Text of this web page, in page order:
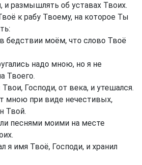
и размышлять об уставах Твоих.
к рабу Твоему, на которое Ты
бедствии моём, что слово Твоё
надо мною, но я не
Твоего.
Господи, от века, и утешался.
мною при виде нечестивых,
Твой.
песнями моими на месте
я имя Твоё, Господи, и хранил